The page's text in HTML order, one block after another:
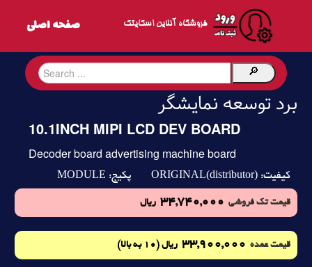
فروشگاه آنلاین اسکایتک
برد توسعه نمایشگر
10.1INCH MIPI LCD DEV BOARD
Decoder board advertising machine board
کیفیت: ORIGINAL(distributor) پکیج: MODULE
قیمت تک فروشی 34,740,000 ریال
قیمت عمده 33,900,000 ریال (10 به بالا)